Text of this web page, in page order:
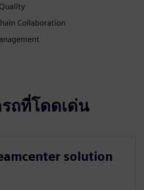
Collaboration
ถที่โดดเด่น
solution